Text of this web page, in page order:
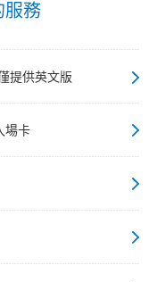
服務
提供英文版
場卡